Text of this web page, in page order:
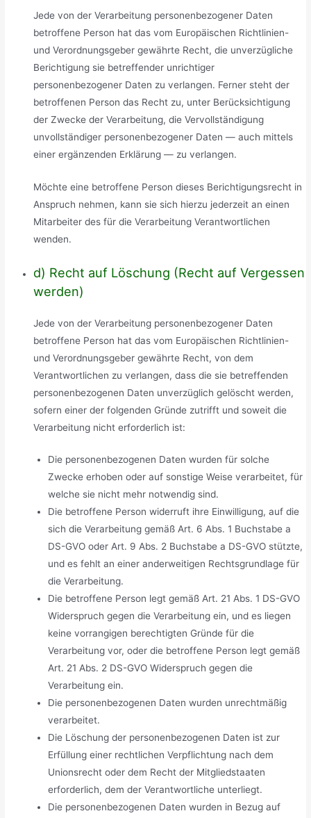
Jede von der Verarbeitung personenbezogener Daten
betroffene Person hat das vom Europäischen Richtlinien-
und Verordnungsgeber gewährte Recht, die unverzügliche
Berichtigung sie betreffender unrichtiger
personenbezogener Daten zu verlangen. Ferner steht der
betroffenen Person das Recht zu, unter Berücksichtigung
der Zwecke der Verarbeitung, die Vervollständigung
unvollständiger personenbezogener Daten — auch mittels
einer ergänzenden Erklärung — zu verlangen.
Möchte eine betroffene Person dieses Berichtigungsrecht in
Anspruch nehmen, kann sie sich hierzu jederzeit an einen
Mitarbeiter des für die Verarbeitung Verantwortlichen
wenden.
d) Recht auf Löschung (Recht auf Vergessen
werden)
Jede von der Verarbeitung personenbezogener Daten
betroffene Person hat das vom Europäischen Richtlinien-
und Verordnungsgeber gewährte Recht, von dem
Verantwortlichen zu verlangen, dass die sie betreffenden
personenbezogenen Daten unverzüglich gelöscht werden,
sofern einer der folgenden Gründe zutrifft und soweit die
Verarbeitung nicht erforderlich ist:
Die personenbezogenen Daten wurden für solche
Zwecke erhoben oder auf sonstige Weise verarbeitet, für
welche sie nicht mehr notwendig sind.
Die betroffene Person widerruft ihre Einwilligung, auf die
sich die Verarbeitung gemäß Art. 6 Abs. 1 Buchstabe a
DS-GVO oder Art. 9 Abs. 2 Buchstabe a DS-GVO stützte,
und es fehlt an einer anderweitigen Rechtsgrundlage für
die Verarbeitung.
Die betroffene Person legt gemäß Art. 21 Abs. 1 DS-GVO
Widerspruch gegen die Verarbeitung ein, und es liegen
keine vorrangigen berechtigten Gründe für die
Verarbeitung vor, oder die betroffene Person legt gemäß
Art. 21 Abs. 2 DS-GVO Widerspruch gegen die
Verarbeitung ein.
Die personenbezogenen Daten wurden unrechtmäßig
verarbeitet.
Die Löschung der personenbezogenen Daten ist zur
Erfüllung einer rechtlichen Verpflichtung nach dem
Unionsrecht oder dem Recht der Mitgliedstaaten
erforderlich, dem der Verantwortliche unterliegt.
Die personenbezogenen Daten wurden in Bezug auf